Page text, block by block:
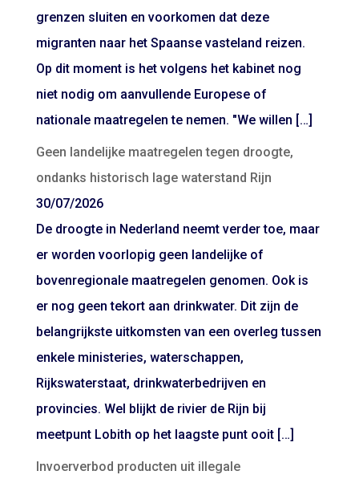
grenzen sluiten en voorkomen dat deze
migranten naar het Spaanse vasteland reizen.
Op dit moment is het volgens het kabinet nog
niet nodig om aanvullende Europese of
nationale maatregelen te nemen. "We willen […]
Geen landelijke maatregelen tegen droogte,
ondanks historisch lage waterstand Rijn
30/07/2026
De droogte in Nederland neemt verder toe, maar
er worden voorlopig geen landelijke of
bovenregionale maatregelen genomen. Ook is
er nog geen tekort aan drinkwater. Dit zijn de
belangrijkste uitkomsten van een overleg tussen
enkele ministeries, waterschappen,
Rijkswaterstaat, drinkwaterbedrijven en
provincies. Wel blijkt de rivier de Rijn bij
meetpunt Lobith op het laagste punt ooit […]
Invoerverbod producten uit illegale